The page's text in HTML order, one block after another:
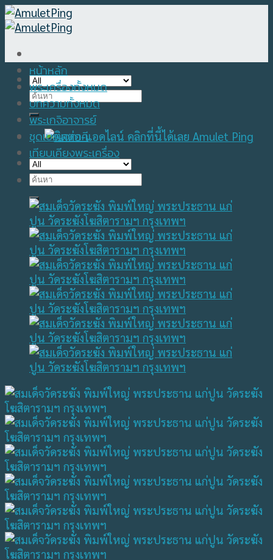
Skip
to
Search
for:
Search
หน้าหลัก
พระเครื่องทั้งหมด
บทความทั้งหมด
พระเกจิอาจารย์
ชุดเบญจภาคี
เทียบเคียงพระเครื่อง